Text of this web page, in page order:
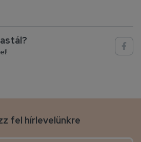
fel hírlevelünkre